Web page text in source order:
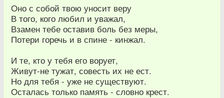
Оно с собой твою уносит веру
В того, кого любил и уважал,
Взамен тебе оставив боль без меры,
Потери горечь и в спине - кинжал.
И те, кто у тебя его ворует,
Живут-не тужат, совесть их не ест.
Но для тебя - уже не существуют.
Осталась только память - словно крест.